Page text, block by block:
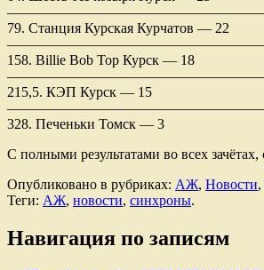
79. Станция Курская Курчатов — 22
158. Billie Bob Top Курск — 18
215,5. КЭП Курск — 15
328. Печеньки Томск — 3
С полными результатами во всех
Опубликовано в рубриках: АЖ, Новости,
Теги: АЖ, новости, синхроны.
Навигация по записям